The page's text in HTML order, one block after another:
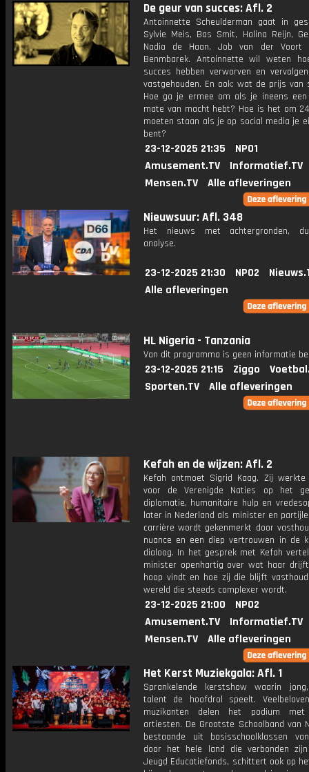
De geur van succes: Afl. 2
Antoinnette Scheulderman gaat in
Sylvie Meis, Bas Smit, Halina Reijn,
Nadia de Haan, Job van der Voort
Benmbarek. Antoinnette wil weten
succes hebben verworven en
vastgehouden. En ook: wat de prijs van
Hoe ga je ermee om als je ineens een
mate van macht hebt? Hoe is het om
moeten staan als je op social media je
bent?
23-12-2025 21:35
NPO1
Amusement.TV
Informatief.TV
Mensen.TV
Alle afleveringen
Nieuwsuur: Afl. 348
Het nieuws met achtergronden,
analyse.
23-12-2025 21:30 NPO2
Alle afleveringen
HL Nigeria - Tanzania
Van dit programma is geen informatie
23-12-2025 21:15 Ziggo
Sporten.TV
Alle afleveringen
Kefah en de wijzen: Afl. 2
Kefah ontmoet Sigrid Kaag. Zij werkte
voor de Verenigde Naties op het
diplomatie, humanitaire hulp en
later in Nederland als minister en
carrière wordt gekenmerkt door
nuance en een diep vertrouwen in de
dialoog. In het gesprek met Kefah
minister openhartig over wat haar
hoop vindt en hoe zij die blijft
wereld die steeds complexer wordt.
23-12-2025 21:00
NPO2
Amusement.TV
Informatief.TV
Mensen.TV
Alle afleveringen
Het Kerst Muziekgala: Afl. 1
Sprankelende kerstshow waarin
talent de hoofdrol speelt.
muzikanten delen het podium met
artiesten. De Grootste Schoolband van
bestaande uit basisschoolklassen
door het hele land die verbonden
Jeugd Educatiefonds, schittert ook op